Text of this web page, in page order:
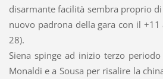
disarmante facilità sembra proprio
nuovo padrona della gara con il
28).
Siena spinge ad inizio terzo
Monaldi e a Sousa per risalire la